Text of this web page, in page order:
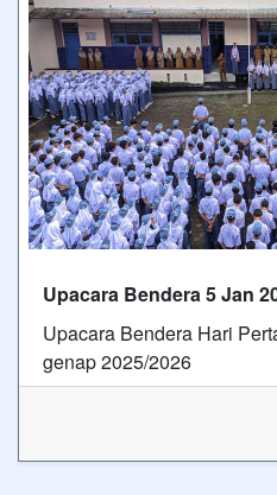
Upacara Bendera 5 Jan
Upacara Bendera Hari
genap 2025/2026